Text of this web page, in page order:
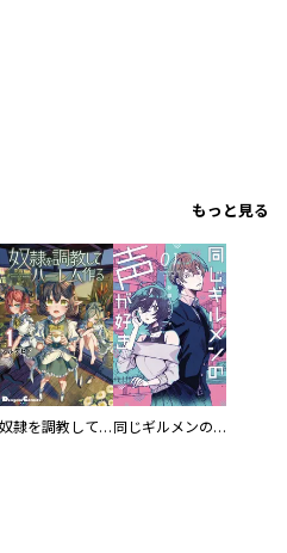
もっと見る
奴隷を調教してハーレム作る 同じギルメンの声が好き